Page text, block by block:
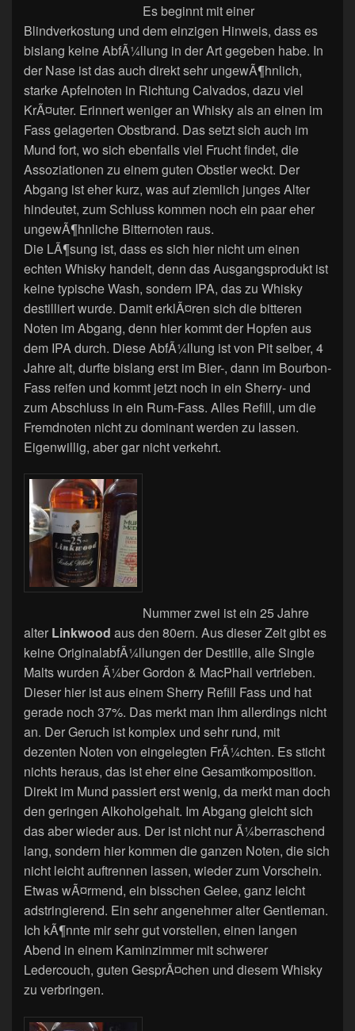
Es beginnt mit einer
Blindverkostung und dem einzigen Hinweis, dass es
bislang keine AbfÃ¼llung in der Art gegeben habe. In
der Nase ist das auch direkt sehr ungewÃ¶hnlich,
starke Apfelnoten in Richtung Calvados, dazu viel
KrÃ¤uter. Erinnert weniger an Whisky als an einen im
Fass gelagerten Obstbrand. Das setzt sich auch im
Mund fort, wo sich ebenfalls viel Frucht findet, die
Assoziationen zu einem guten Obstler weckt. Der
Abgang ist eher kurz, was auf ziemlich junges Alter
hindeutet, zum Schluss kommen noch ein paar eher
ungewÃ¶hnliche Bitternoten raus.
Die LÃ¶sung ist, dass es sich hier nicht um einen
echten Whisky handelt, denn das Ausgangsprodukt ist
keine typische Wash, sondern IPA, das zu Whisky
destilliert wurde. Damit erklÃ¤ren sich die bitteren
Noten im Abgang, denn hier kommt der Hopfen aus
dem IPA durch. Diese AbfÃ¼llung ist von Pit selber, 4
Jahre alt, durfte bislang erst im Bier-, dann im Bourbon-
Fass reifen und kommt jetzt noch in ein Sherry- und
zum Abschluss in ein Rum-Fass. Alles Refill, um die
Fremdnoten nicht zu dominant werden zu lassen.
Eigenwillig, aber gar nicht verkehrt.
Nummer zwei ist ein 25 Jahre
alter Linkwood aus den 80ern. Aus dieser Zeit gibt es
keine OriginalabfÃ¼llungen der Destille, alle Single
Malts wurden Ã¼ber Gordon & MacPhail vertrieben.
Dieser hier ist aus einem Sherry Refill Fass und hat
gerade noch 37%. Das merkt man ihm allerdings nicht
an. Der Geruch ist komplex und sehr rund, mit
dezenten Noten von eingelegten FrÃ¼chten. Es sticht
nichts heraus, das ist eher eine Gesamtkomposition.
Direkt im Mund passiert erst wenig, da merkt man doch
den geringen Alkoholgehalt. Im Abgang gleicht sich
das aber wieder aus. Der ist nicht nur Ã¼berraschend
lang, sondern hier kommen die ganzen Noten, die sich
nicht leicht auftrennen lassen, wieder zum Vorschein.
Etwas wÃ¤rmend, ein bisschen Gelee, ganz leicht
adstringierend. Ein sehr angenehmer alter Gentleman.
Ich kÃ¶nnte mir sehr gut vorstellen, einen langen
Abend in einem Kaminzimmer mit schwerer
Ledercouch, guten GesprÃ¤chen und diesem Whisky
zu verbringen.